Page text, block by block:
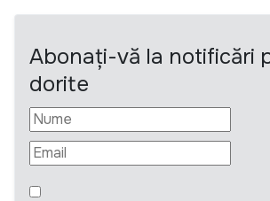
Abonați-vă la notificări
dorite